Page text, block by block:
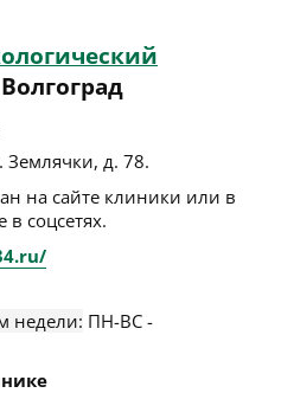
Землячки, д. 78.
на сайте клиники или в
соцсетях.
недели: ПН-ВС -